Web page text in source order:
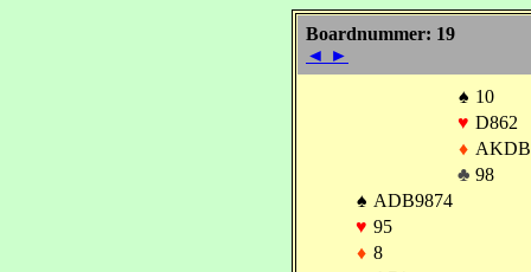
Boardnummer: 19
◄ ►
♠ 10
♥ D862
♦
♣ 98
♠ ADB9874
♥ 95
♦ 8